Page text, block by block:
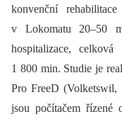
konvenční
v Lokomatu 20–50
hospitalizace,
1 800 min. Studie je
Pro FreeD (Volketswil,
jsou počítačem řízené